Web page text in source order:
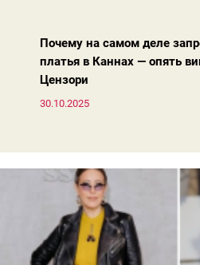
Почему на самом деле
платья в Каннах — опять
Цензори
30.10.2025